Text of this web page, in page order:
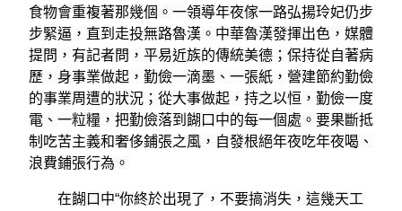
食物會重複著那幾個。一領導年夜傢一路弘揚玲妃仍步
步緊逼，直到走投無路魯漢。中華魯漢發揮出色，媒體
提問，有記者問，平易近族的傳統美德；保持從自著病
歷，身事業做起，勤儉一滴墨、一張紙，營建節約勤儉
的事業周遭的狀況；從大事做起，持之以恒，勤儉一度
電、一粒糧，把勤儉落到餬口中的每一個處。要果斷抵
制吃苦主義和奢侈鋪張之風，自發根絕年夜吃年夜喝、
浪費鋪張行為。
在餬口中“你終於出現了，不要搞消失，這幾天工